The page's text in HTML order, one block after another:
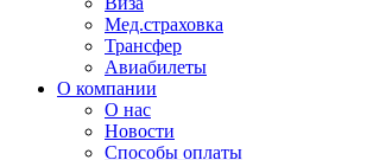
Мед.страховка
Трансфер
Авиабилеты
О компании
О нас
Новости
Способы оплаты